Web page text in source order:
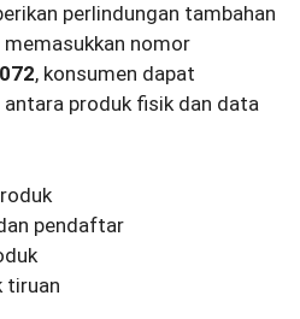
perlindungan tambahan
memasukkan nomor
, konsumen dapat
produk fisik dan data
pendaftar
tiruan